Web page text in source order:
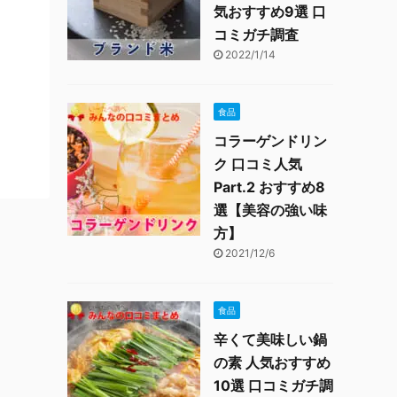
気おすすめ9選 口
コミガチ調査
2022/1/14
食品
コラーゲンドリン
ク 口コミ人気
Part.2 おすすめ8
選【美容の強い味
方】
2021/12/6
食品
辛くて美味しい鍋
の素 人気おすすめ
10選 口コミガチ調